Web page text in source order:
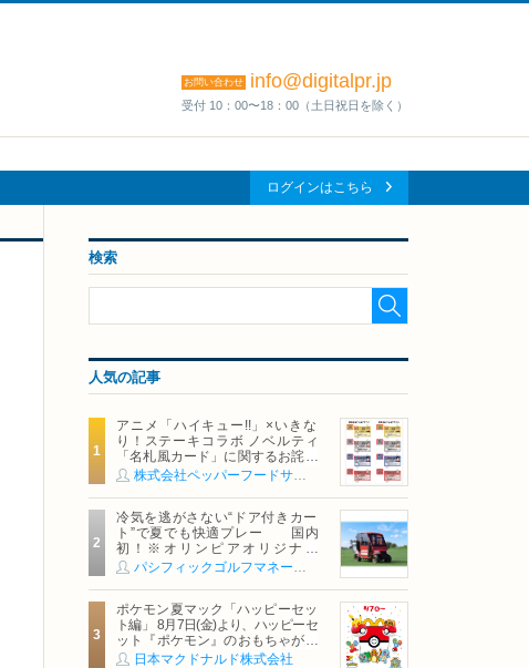
お問い合わせ info@digitalpr.jp
受付 10：00〜18：00（土日祝日を除く）
ログインはこちら
検索
人気の記事
アニメ「ハイキュー!!」×いきな
り！ステーキコラボ ノベルティ
「名札風カード」に関するお詫び
および交換対応についてのご案内
冷気を逃がさない“ドア付きカー
ト”で夏でも快適プレー 国内
初！※オリンピアオリジナル
「AirCon Cart（エアコンカー
ト）」導入 | ＰＧＭ
ポケモン夏マック「ハッピーセッ
ト編」 8月7日(金)より、ハッピーセ
ット『ポケモン』のおもちゃが期
間限定登場
日本マクドナルド株式会社